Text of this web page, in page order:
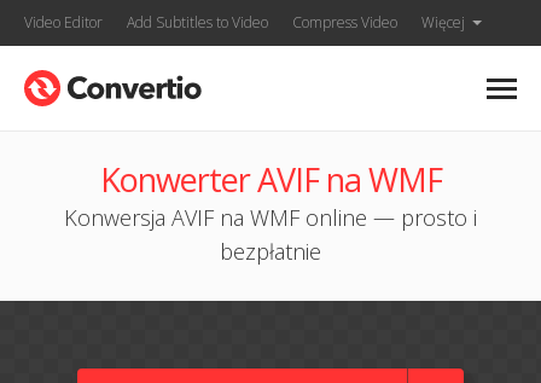
Video Editor Add Subtitles to Video Compress Video Więcej
Konwerter AVIF na WMF
Konwersja AVIF na WMF online — prosto i
bezpłatnie